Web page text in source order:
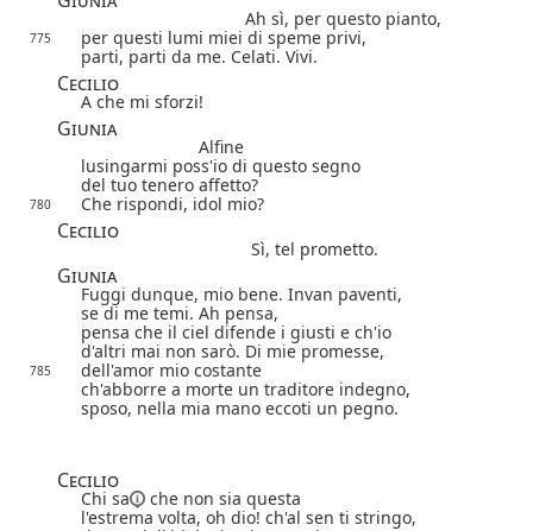
Ah sì, per questo pianto,
775
per questi lumi miei di speme privi,
parti, parti da me. Celati. Vivi.
Cecilio
A che mi sforzi!
Giunia
Alfine
lusingarmi poss'io di questo segno
del tuo tenero affetto?
780 Che rispondi, idol mio?
Cecilio
Sì, tel prometto.
Giunia
Fuggi dunque, mio bene. Invan paventi,
se di me temi. Ah pensa,
pensa che il ciel difende i giusti e ch'io
d'altri mai non sarò. Di mie promesse,
785
dell'amor mio costante
ch'abborre a morte un traditore indegno,
sposo, nella mia mano eccoti un pegno.
Cecilio
Chi sa
che non sia questa
l'estrema volta, oh dio! ch'al sen ti stringo,